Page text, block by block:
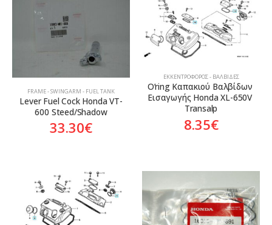
FRAME - SWINGARM - FUEL TANK
Lever Fuel Cock Honda VT-
600 Steed/Shadow
33.30€
ΕΚΚΕΝΤΡΟΦΌΡΟΣ - ΒΑΛΒΊΔΕΣ
O’ring Καπακιού Βαλβίδων
Εισαγωγής Honda XL-650V
Transalp
8.35€